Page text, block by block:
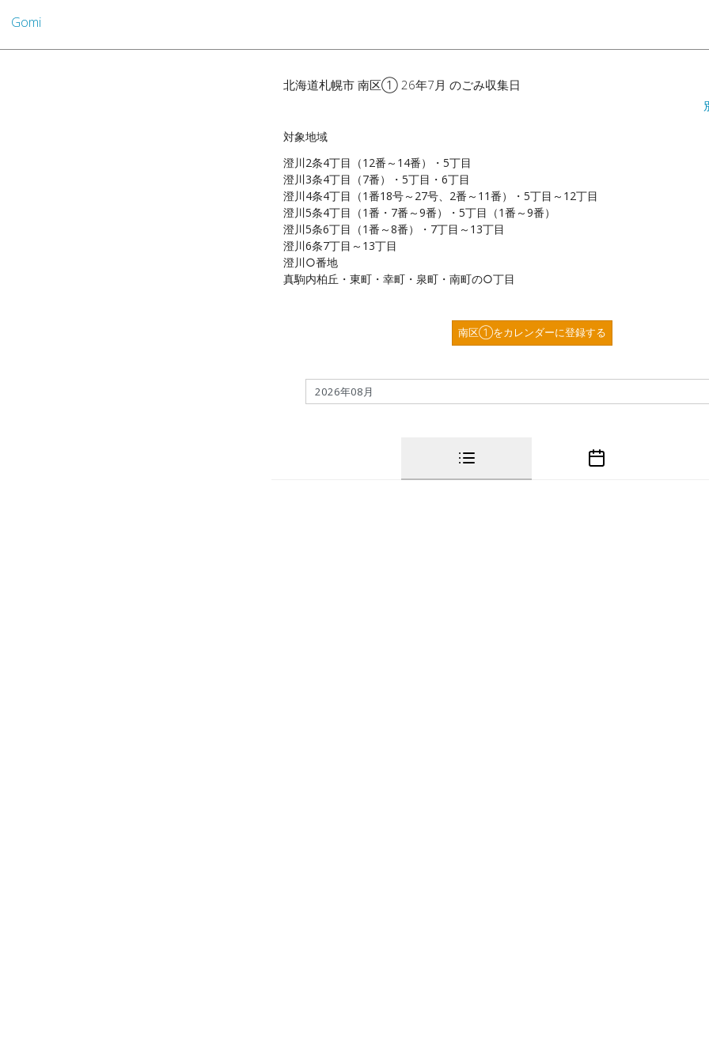
Gomi
北海道札幌市 南区① 26年7月 のごみ収集日
対象地域
澄川2条4丁目（12番～14番）・5丁目
澄川3条4丁目（7番）・5丁目・6丁目
澄川4条4丁目（1番18号～27号、2番～11番）・5丁目～12丁目
澄川5条4丁目（1番・7番～9番）・5丁目（1番～9番）
澄川5条6丁目（1番～8番）・7丁目～13丁目
澄川6条7丁目～13丁目
澄川○番地
真駒内柏丘・東町・幸町・泉町・南町の○丁目
南区①をカレンダーに登録する